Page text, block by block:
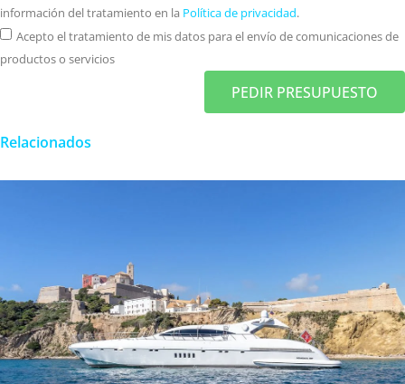
información del tratamiento en la Política de privacidad.
Acepto el tratamiento de mis datos para el envío de comunicaciones de
productos o servicios
PEDIR PRESUPUESTO
Relacionados